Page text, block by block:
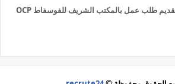
طريقة تقديم طلب عمل بالمكتب الشريف للفوسفاط OCP